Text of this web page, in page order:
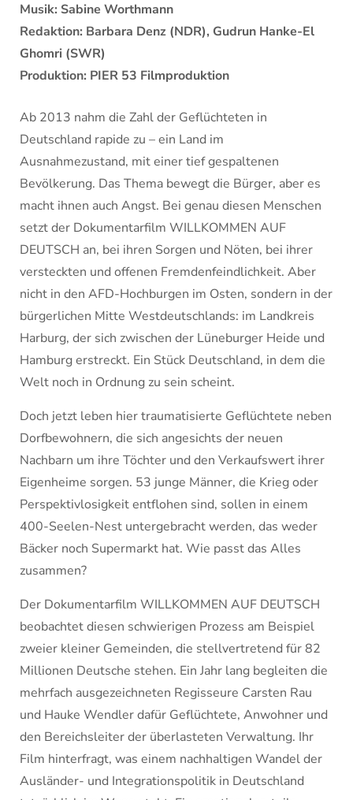
Ab 2013 nahm die Zahl der Geflüchteten in
Deutschland rapide zu – ein Land im
Ausnahmezustand, mit einer tief gespaltenen
Bevölkerung. Das Thema bewegt die Bürger, aber es
macht ihnen auch Angst. Bei genau diesen Menschen
setzt der Dokumentarfilm WILLKOMMEN AUF
DEUTSCH an, bei ihren Sorgen und Nöten, bei ihrer
versteckten und offenen Fremdenfeindlichkeit. Aber
nicht in den AFD-Hochburgen im Osten, sondern in der
bürgerlichen Mitte Westdeutschlands: im Landkreis
Harburg, der sich zwischen der Lüneburger Heide und
Hamburg erstreckt. Ein Stück Deutschland, in dem die
Welt noch in Ordnung zu sein scheint.
Doch jetzt leben hier traumatisierte Geflüchtete neben
Dorfbewohnern, die sich angesichts der neuen
Nachbarn um ihre Töchter und den Verkaufswert ihrer
Eigenheime sorgen. 53 junge Männer, die Krieg oder
Perspektivlosigkeit entflohen sind, sollen in einem
400-Seelen-Nest untergebracht werden, das weder
Bäcker noch Supermarkt hat. Wie passt das Alles
zusammen?
Der Dokumentarfilm WILLKOMMEN AUF DEUTSCH
beobachtet diesen schwierigen Prozess am Beispiel
zweier kleiner Gemeinden, die stellvertretend für 82
Millionen Deutsche stehen. Ein Jahr lang begleiten die
mehrfach ausgezeichneten Regisseure Carsten Rau
und Hauke Wendler dafür Geflüchtete, Anwohner und
den Bereichsleiter der überlasteten Verwaltung. Ihr
Film hinterfragt, was einem nachhaltigen Wandel der
Ausländer- und Integrationspolitik in Deutschland
Musik: Sabine Worthmann
Redaktion: Barbara Denz (NDR), Gudrun Hanke-El
Ghomri (SWR)
Produktion: PIER 53 Filmproduktion